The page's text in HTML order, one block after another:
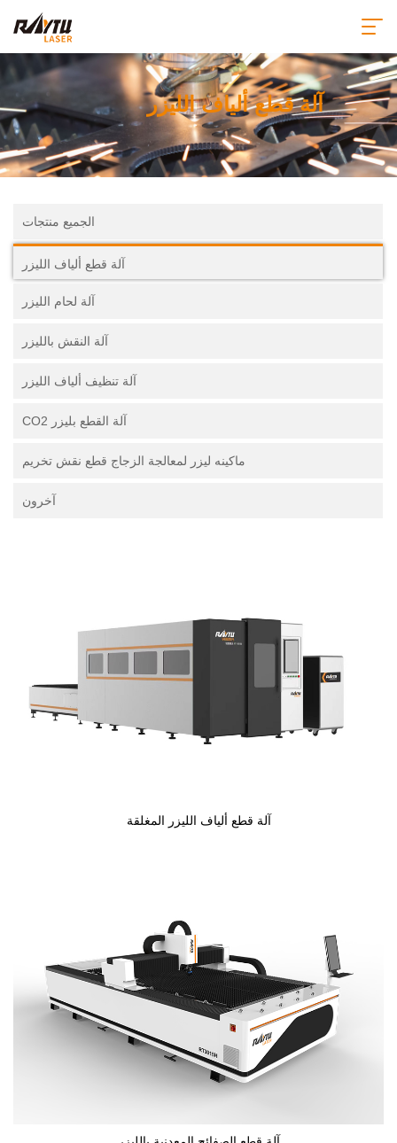
آلة قطع ألياف الليزر
الجميع منتجات
آلة قطع ألياف الليزر
آلة لحام الليزر
آلة النقش بالليزر
آلة تنظيف ألياف الليزر
آلة القطع بليزر CO2
ماكينه ليزر لمعالجة الزجاج قطع نقش تخريم
آخرون
آلة قطع ألياف الليزر المغلقة